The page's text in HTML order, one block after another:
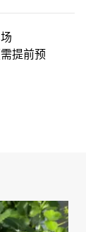
提前预